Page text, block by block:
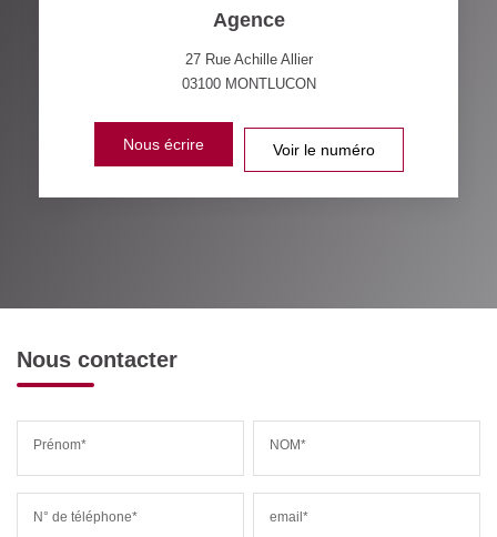
Agence
27 Rue Achille Allier
03100 MONTLUCON
Nous écrire Voir le numéro
Nous contacter
Prénom* NOM*
N° de téléphone* email*